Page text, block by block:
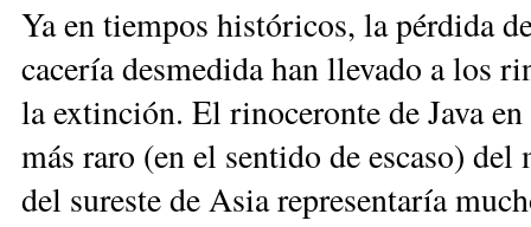
Ya en tiempos históricos, la pérdida
cacería desmedida han llevado a los
la extinción. El rinoceronte de Java
más raro (en el sentido de escaso)
del sureste de Asia representaría